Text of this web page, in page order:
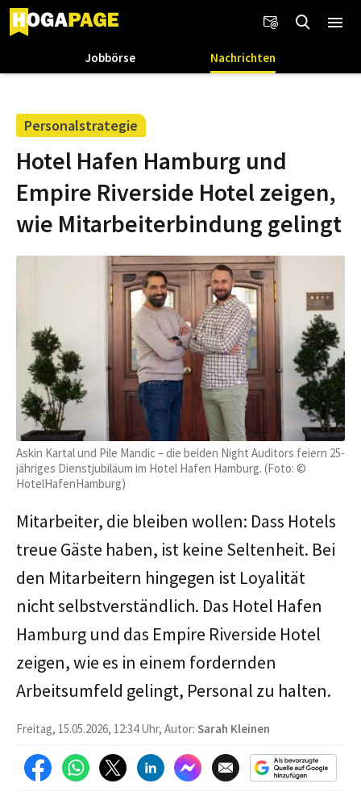
Jobbörse Nachrichten
Personalstrategie
Hotel Hafen Hamburg und
Empire Riverside Hotel zeigen,
wie Mitarbeiterbindung gelingt
Askin Kartal und Pile Mandic – die beiden Night Auditors feiern 25-
jähriges Dienstjubiläum im Hotel Hafen Hamburg. (Foto: ©
HotelHafenHamburg)
Mitarbeiter, die bleiben wollen: Dass Hotels
treue Gäste haben, ist keine Seltenheit. Bei
den Mitarbeitern hingegen ist Loyalität
nicht selbstverständlich. Das Hotel Hafen
Hamburg und das Empire Riverside Hotel
zeigen, wie es in einem fordernden
Arbeitsumfeld gelingt, Personal zu halten.
Freitag, 15.05.2026, 12:34 Uhr, Autor: Sarah Kleinen